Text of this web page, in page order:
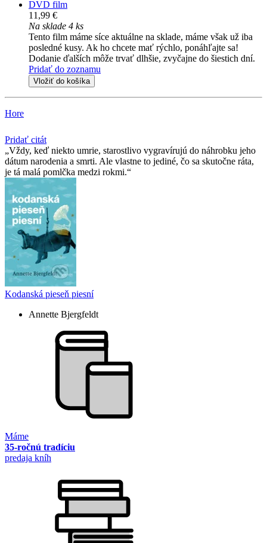
DVD film
11,99 €
Na sklade 4 ks
Tento film máme síce aktuálne na sklade, máme však už iba
posledné kusy. Ak ho chcete mať rýchlo, ponáhľajte sa!
Dodanie ďalších môže trvať dlhšie, zvyčajne do šiestich dní.
Pridať do zoznamu
Vložiť do košíka
Hore
Pridať citát
Vždy, keď niekto umrie, starostlivo vygravírujú do náhrobku jeho
dátum narodenia a smrti. Ale vlastne to jediné, čo sa skutočne ráta,
je tá malá pomlčka medzi rokmi.
Kodanská pieseň piesní
Annette Bjergfeldt
Máme
35-ročnú tradíciu
predaja kníh